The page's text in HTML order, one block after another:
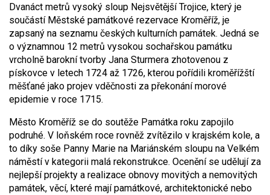
Dvanáct metrů vysoký sloup Nejsvětější Trojice, který je
součástí Městské památkové rezervace Kroměříž, je
zapsaný na seznamu českých kulturních památek. Jedná se
o významnou 12 metrů vysokou sochařskou památku
vrcholně barokní tvorby Jana Sturmera zhotovenou z
pískovce v letech 1724 až 1726, kterou pořídili kroměřížští
měšťané jako projev vděčnosti za překonání morové
epidemie v roce 1715.
Město Kroměříž se do soutěže Památka roku zapojilo
podruhé. V loňském roce rovněž zvítězilo v krajském kole, a
to díky soše Panny Marie na Mariánském sloupu na Velkém
náměstí v kategorii malá rekonstrukce. Ocenění se udělují za
nejlepší projekty a realizace obnovy movitých a nemovitých
památek, věcí, které mají památkové, architektonické nebo